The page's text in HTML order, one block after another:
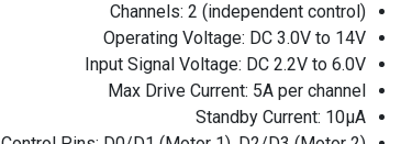
Channels: 2 (independent control)
Operating Voltage: DC 3.0V to 14V
Input Signal Voltage: DC 2.2V to 6.0V
Max Drive Current: 5A per channel
Standby Current: 10μA